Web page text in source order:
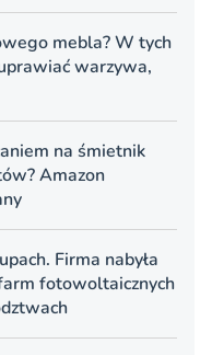
mebla? W tych
warzywa,
na śmietnik
Amazon
Firma nabyła
fotowoltaicznych